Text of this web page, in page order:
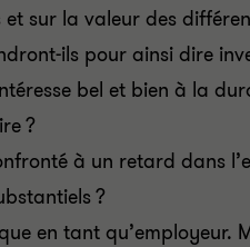
sur la valeur des
ils pour ainsi dire
bel et bien à la
?
à un retard dans
?
en tant qu’employeur.